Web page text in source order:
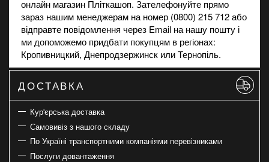
онлайн магазин Пліткашоп. Зателефонуйте прямо
зараз нашим менеджерам на номер (0800) 215 712 або
відправте повідомлення через Email на нашу пошту і
ми допоможемо придбати покупцям в регіонах:
Кропивницкий, Днепродзержинск или Тернопіль.
ДОСТАВКА
Кур'єрська доставка
Самовивіз з нашого складу
По Україні транспортними компаніями перевізниками
Послуги довантаження